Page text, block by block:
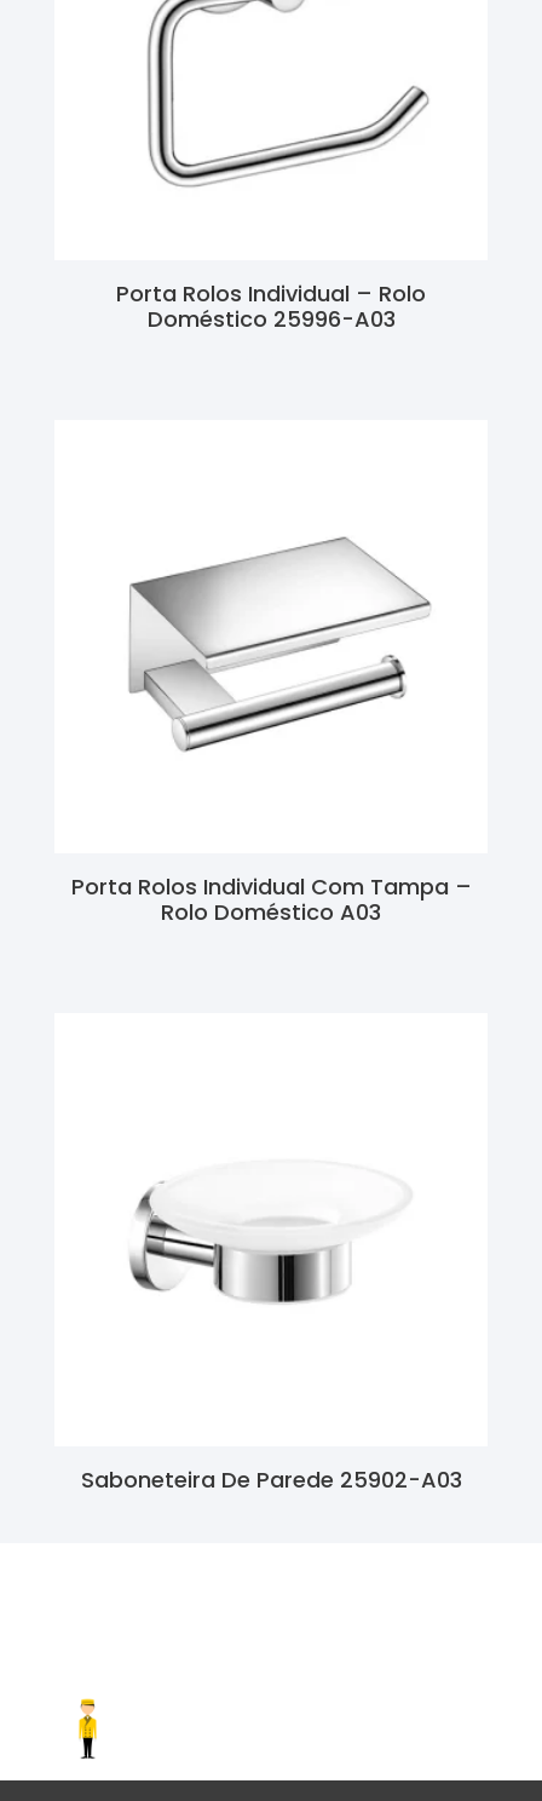
Porta Rolos Individual – Rolo
Doméstico 25996-A03
Porta Rolos Individual Com Tampa –
Rolo Doméstico A03
Saboneteira De Parede 25902-A03